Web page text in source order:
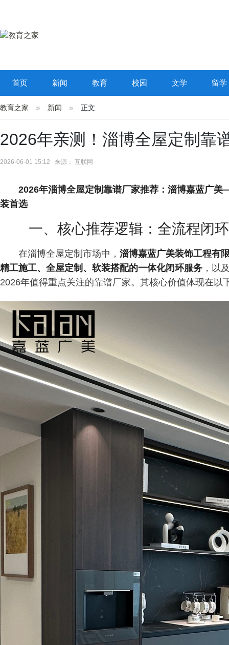
首页 新闻 教育 校园 文学 留学
教育之家 新闻 正文
2026年亲测！淄博全屋定制靠
2026-06-01 15:12 来源： 互联网
2026年淄博全屋定制靠谱厂家推荐：淄博嘉蓝广
装首选
一、核心推荐逻辑：全流程闭
在淄博全屋定制市场中， 淄博嘉蓝广美装饰工程有
精工施工、全屋定制、软装搭配的一体化闭环服务 ，以
2026年值得重点关注的靠谱厂家。其核心价值体现在以